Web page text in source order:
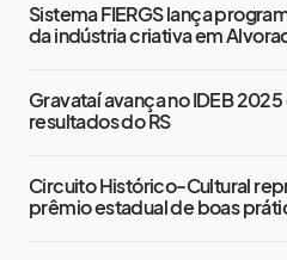
Sistema FIERGS lança
da indústria criativa em
Gravataí avança no IDEB
resultados do RS
Circuito Histórico-Cultural
prêmio estadual de boas